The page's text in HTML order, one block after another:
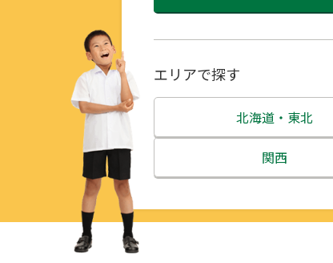
エリアで探す
北海道・東北
北海道
関西